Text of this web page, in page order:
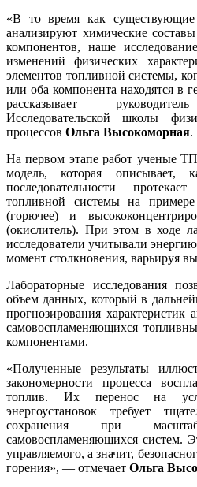
«В то время как существующие
анализируют химические
компонентов, наше
изменений физических
элементов топливной системы,
или оба компонента находятся в
рассказывает
Исследовательской школы
процессов Ольга Высокоморная.
На первом этапе работ ученые
модель, которая
последовательности
топливной системы на примере
(горючее) и
(окислитель). При этом в ходе
исследователи учитывали
момент столкновения, варьируя
Лабораторные исследования
объем данных, который в
прогнозирования характеристик
самовоспламеняющихся
компонентами.
«Полученные результаты
закономерности процесса
топлив. Их перенос на
энергоустановок требует
сохранения при
самовоспламеняющихся систем.
управляемого, а значит,
горения», — отмечает Ольга